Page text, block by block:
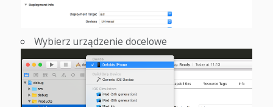
Wybierz urządzenie docelowe